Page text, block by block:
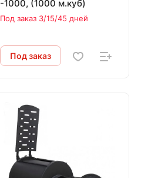
-1000, (1000 м.куб)
Под заказ 3/15/45 дней
Под заказ